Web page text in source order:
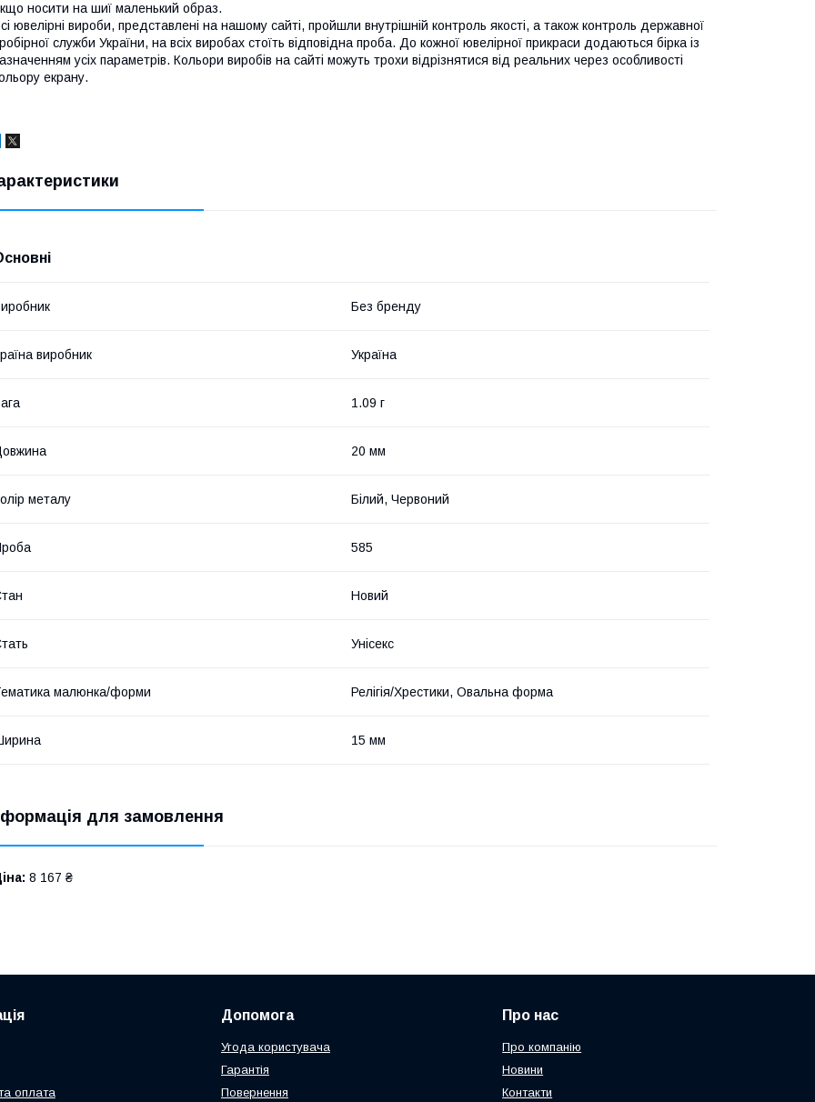
носити на шиї маленький образ.
ювелірні вироби, представлені на нашому сайті, пройшли внутрішній контроль якості, а також контроль державної
служби України, на всіх виробах стоїть відповідна проба. До кожної ювелірної прикраси додаються бірка із
усіх параметрів. Кольори виробів на сайті можуть трохи відрізнятися від реальних через особливості
екрану.
Без бренду
виробник Україна
1.09 г
20 мм
металу Білий, Червоний
585
Новий
Унісекс
малюнка/форми Релігія/Хрестики, Овальна форма
15 мм
для замовлення
8 167 ₴
оплата
Допомога
Угода користувача
Гарантія
Повернення
Про нас
Про компанію
Новини
Контакти